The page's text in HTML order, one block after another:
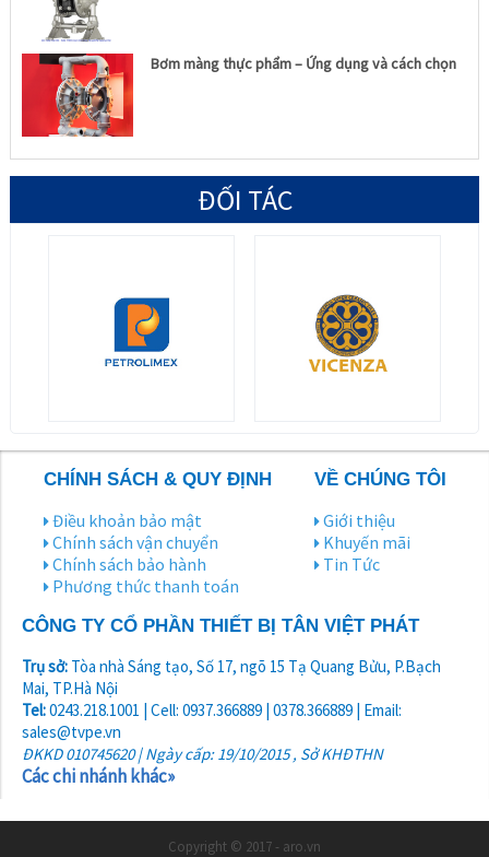
Bơm màng thực phẩm – Ứng dụng và cách chọn
ĐỐI TÁC
CHÍNH SÁCH & QUY ĐỊNH
Điều khoản bảo mật
Chính sách vận chuyển
Chính sách bảo hành
Phương thức thanh toán
VỀ CHÚNG TÔI
Giới thiệu
Khuyến mãi
Tin Tức
CÔNG TY CỔ PHẦN THIẾT BỊ TÂN VIỆT PHÁT
Trụ sở: Tòa nhà Sáng tạo, Số 17, ngõ 15 Tạ Quang Bửu, P.Bạch
Mai, TP.Hà Nội
Tel:0243.218.1001 | Cell: 0937.366889 | 0378.366889 | Email:
sales@tvpe.vn
ĐKKD 010745620 | Ngày cấp: 19/10/2015 , Sở KHĐTHN
Các chi nhánh khác»
Copyright © 2017 - aro.vn